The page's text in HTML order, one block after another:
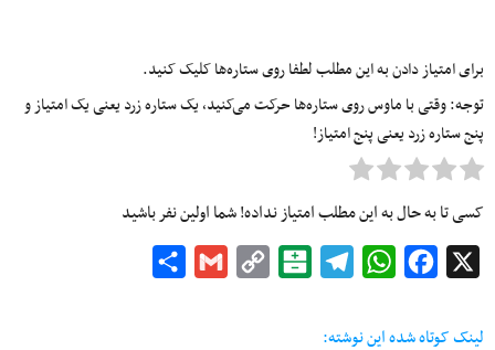
برای امتیاز دادن به این مطلب لطفا روی ستاره‌ها کلیک کنید.
توجه: وقتی با ماوس روی ستاره‌ها حرکت می‌کنید، یک ستاره زرد یعنی یک امتیاز و
پنج ستاره زرد یعنی پنج امتیاز!
کسی تا به حال به این مطلب امتیاز نداده! شما اولین نفر باشید
Facebook
WhatsApp
Telegram
Balatarin
Copy
Gmail
لینک کوتاه شده این نوشته: